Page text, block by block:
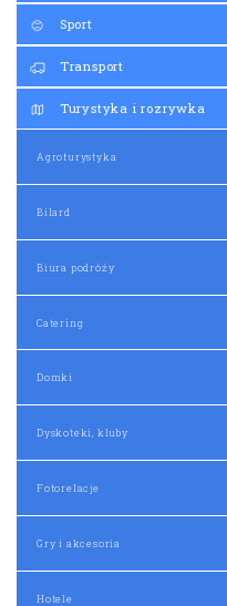
Sport
Transport
Turystyka i rozrywka
Agroturystyka
Bilard
Biura podróży
Catering
Domki
Dyskoteki, kluby
Fotorelacje
Gry i akcesoria
Hotele